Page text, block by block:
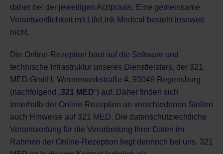
daher bei der jeweiligen Arztpraxis. Eine gemeinsame
Verantwortlichkeit mit LifeLink Medical besteht insoweit
nicht.
Die Online-Rezeption baut auf die Software und
technische Infrastruktur unseres Dienstleisters, der 321
MED GmbH, Wernerwerkstraße 4, 93049 Regensburg
(nachfolgend „321 MED“) auf. Daher finden sich
innerhalb der Online-Rezeption an verschiedenen Stellen
auch Hinweise auf 321 MED. Die datenschutzrechtliche
Verantwortung für die Verarbeitung Ihrer Daten im
Rahmen der Online-Rezeption liegt dennoch bei uns. 321